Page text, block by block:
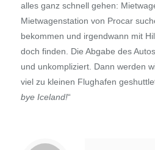
alles ganz schnell gehen:
Mietwagenstation von Procar
bekommen und irgendwann mit
doch finden. Die Abgabe des
und unkompliziert. Dann werden
viel zu kleinen Flughafen
bye Iceland!“